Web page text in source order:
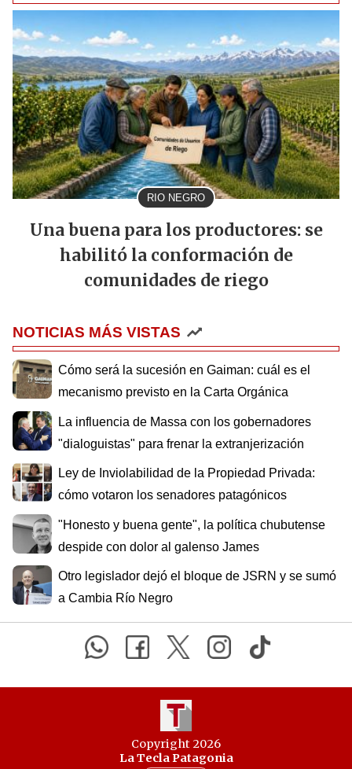
RIO NEGRO
Una buena para los productores: se
habilitó la conformación de
comunidades de riego
NOTICIAS MÁS VISTAS
Cómo será la sucesión en Gaiman: cuál es el
mecanismo previsto en la Carta Orgánica
La influencia de Massa con los gobernadores
"dialoguistas" para frenar la extranjerización
Ley de Inviolabilidad de la Propiedad Privada:
cómo votaron los senadores patagónicos
"Honesto y buena gente", la política chubutense
despide con dolor al galenso James
Otro legislador dejó el bloque de JSRN y se sumó
a Cambia Río Negro
Copyright 2026
La Tecla Patagonia